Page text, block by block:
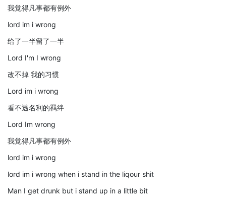
我觉得凡事都有例外
lord im i wrong
给了一半留了一半
Lord I'm I wrong
改不掉 我的习惯
Lord im i wrong
看不透名利的羁绊
Lord Im wrong
我觉得凡事都有例外
lord im i wrong
lord im i wrong when i stand in the liqour shit
Man I get drunk but i stand up in a little bit